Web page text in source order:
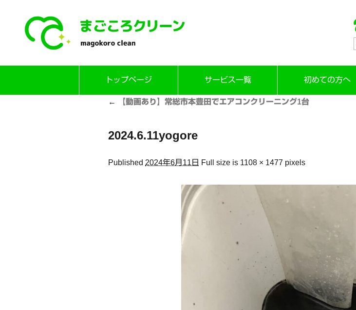
トップページ サービス一覧 初めての方へ
← 【動画あり】常総市本豊田でエアコンクリーニング1台
2024.6.11yogore
Published 2024年6月11日 Full size is 1108 × 1477 pixels